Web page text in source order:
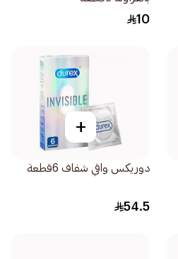
10
+
دوريكس واقي شفاف 6قطعة
54.5